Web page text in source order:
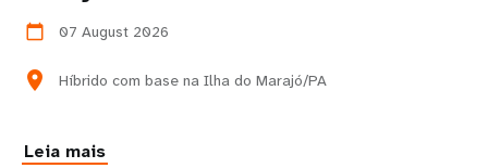
calendar_today 07 August 2026
location_on Híbrido com base na Ilha do Marajó/PA
Leia mais